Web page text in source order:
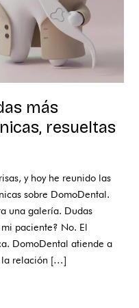
más
resueltas
y hoy he reunido las
sobre DomoDental.
una galería. Dudas
paciente? No. El
DomoDental atiende a
la relación […]